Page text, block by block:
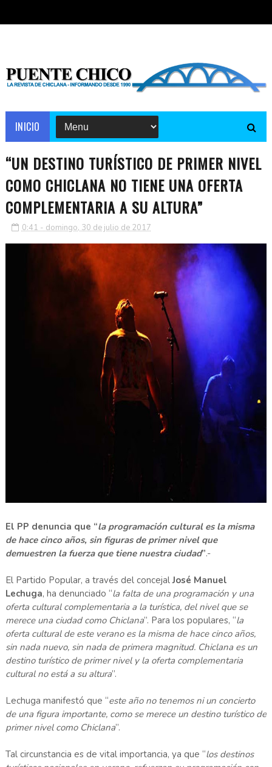
INICIO
“UN DESTINO TURÍSTICO DE PRIMER NIVEL
COMO CHICLANA NO TIENE UNA OFERTA
COMPLEMENTARIA A SU ALTURA”
0:41 - domingo, 30 de julio de 2017
El PP denuncia que “la programación cultural es la misma
de hace cinco años, sin figuras de primer nivel que
demuestren la fuerza que tiene nuestra ciudad”.-
El Partido Popular, a través del concejalJosé Manuel
Lechuga, ha denunciado “la falta de una programación y una
oferta cultural complementaria a la turística, del nivel que se
merece una ciudad como Chiclana”. Para los populares, “la
oferta cultural de este verano es la misma de hace cinco años,
sin nada nuevo, sin nada de primera magnitud. Chiclana es un
destino turístico de primer nivel y la oferta complementaria
cultural no está a su altura”.
Lechuga manifestó que “este año no tenemos ni un concierto
de una figura importante, como se merece un destino turístico de
primer nivel como Chiclana”.
Tal circunstancia es de vital importancia, ya que “los destinos